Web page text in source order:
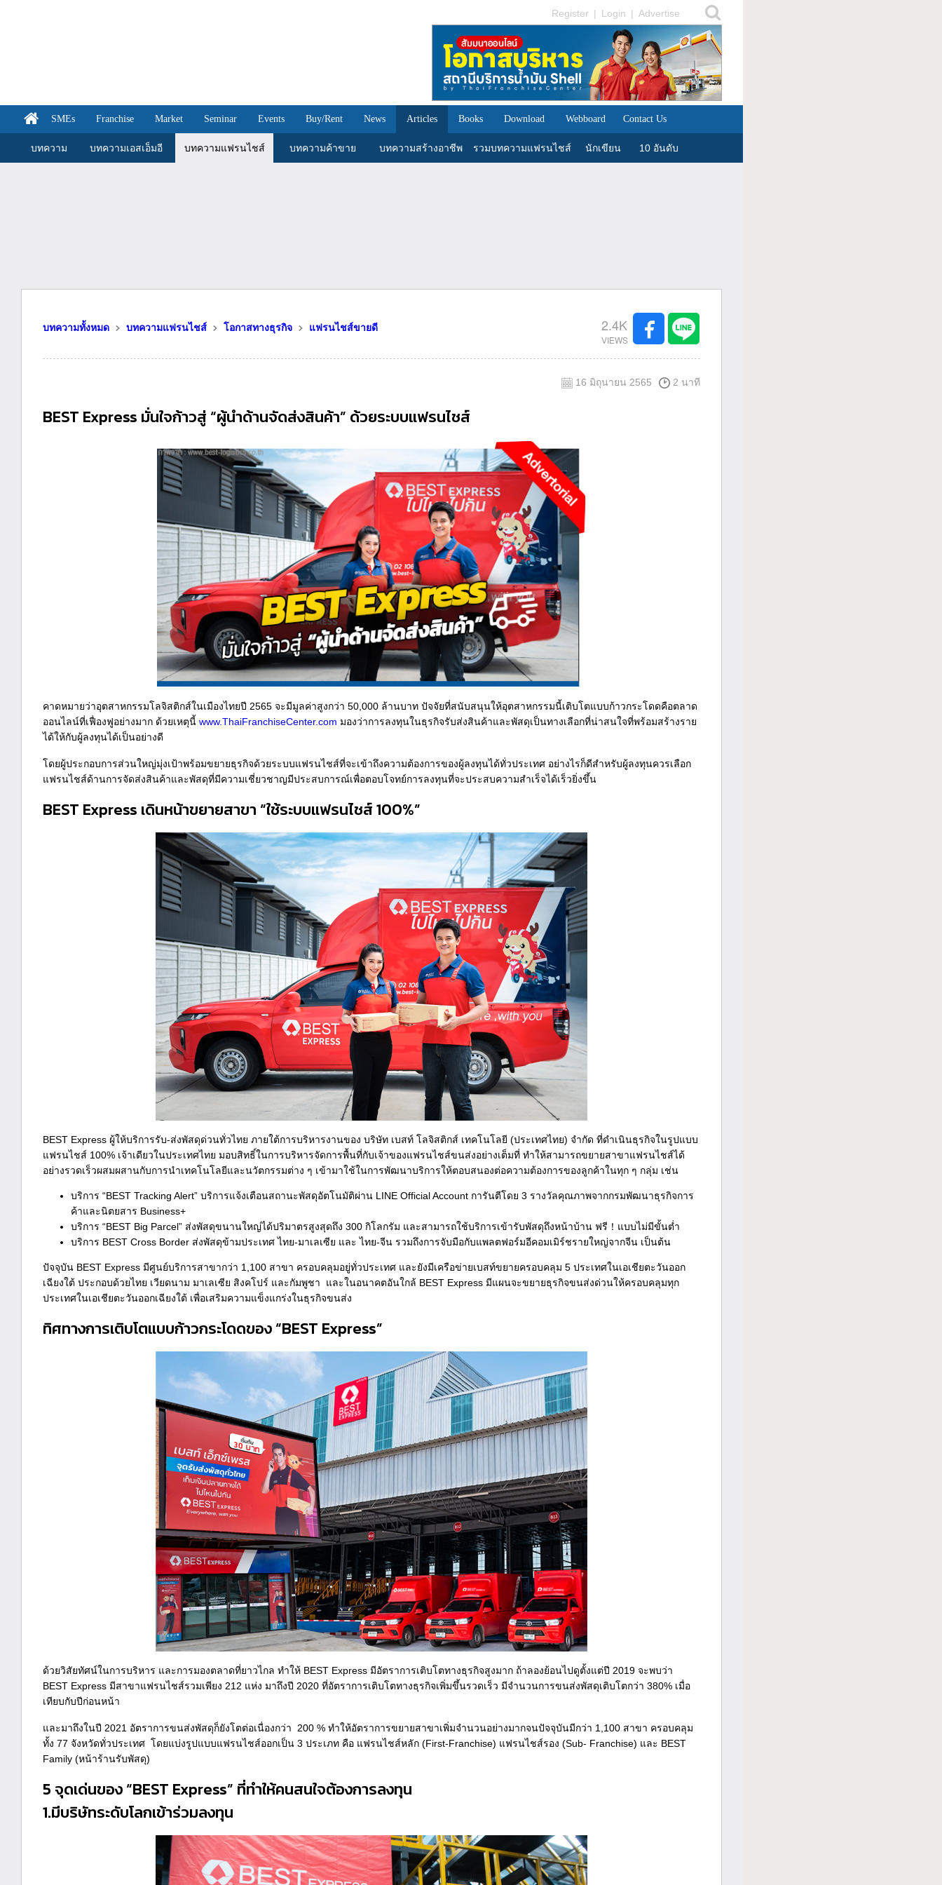
Register | Login | Advertise
SMEs Franchise Market Seminar Events Buy/Rent News Articles Books Download Webboard Contact Us
บทความ บทความเอสเอ็มอี บทความแฟรนไชส์ บทความค้าขาย บทความสร้างอาชีพ รวมบทความแฟรนไชส์ นักเขียน 10 อันดับ
บทความทั้งหมด บทความแฟรนไชส์ โอกาสทางธุรกิจ แฟรนไชส์ขายดี 2.4K
2 นาที
16 มิถุนายน 2565
BEST Express มั่นใจก้าวสู่ “ผู้นำด้านจัดส่งสินค้า” ด้วยระบบแฟรนไชส์
คาดหมายว่าอุตสาหกรรมโลจิสติกส์ในเมืองไทยปี 2565 จะมีมูลค่าสูงกว่า 50,000 ล้านบาท ปัจจัยที่สนับสนุนให้อุตสาหกรรมนี้เติบโตแบบก้าวกระโดดคือตลาด
ออนไลน์ที่เฟื่องฟูอย่างมาก ด้วยเหตุนี้ www.ThaiFranchiseCenter.com มองว่าการลงทุนในธุรกิจรับส่งสินค้าและพัสดุเป็นทางเลือกที่น่าสนใจที่พร้อมสร้างราย
ได้ให้กับผู้ลงทุนได้เป็นอย่างดี
โดยผู้ประกอบการส่วนใหญ่มุ่งเป้าพร้อมขยายธุรกิจด้วยระบบแฟรนไชส์ที่จะเข้าถึงความต้องการของผู้ลงทุนได้ทั่วประเทศ อย่างไรก็ดีสำหรับผู้ลงทุนควรเลือก
แฟรนไชส์ด้านการจัดส่งสินค้าและพัสดุที่มีความเชี่ยวชาญมีประสบการณ์เพื่อตอบโจทย์การลงทุนที่จะประสบความสำเร็จได้เร็วยิ่งขึ้น
BEST Express เดินหน้าขยายสาขา “ใช้ระบบแฟรนไชส์ 100%”
BEST Express ผู้ให้บริการรับ-ส่งพัสดุด่วนทั่วไทย ภายใต้การบริหารงานของ บริษัท เบสท์ โลจิสติกส์ เทคโนโลยี (ประเทศไทย) จำกัด ที่ดำเนินธุรกิจในรูปแบบ
แฟรนไชส์ 100% เจ้าเดียวในประเทศไทย มอบสิทธิ์ในการบริหารจัดการพื้นที่กับเจ้าของแฟรนไชส์ขนส่งอย่างเต็มที่ ทำให้สามารถขยายสาขาแฟรนไชส์ได้
อย่างรวดเร็วผสมผสานกับการนำเทคโนโลยีและนวัตกรรมต่าง ๆ เข้ามาใช้ในการพัฒนาบริการให้ตอบสนองต่อความต้องการของลูกค้าในทุก ๆ กลุ่ม เช่น
บริการ “BEST Tracking Alert” บริการแจ้งเตือนสถานะพัสดุอัตโนมัติผ่าน LINE Official Account การันตีโดย 3 รางวัลคุณภาพจากกรมพัฒนาธุรกิจการ
ค้าและนิตยสาร Business+
บริการ “BEST Big Parcel” ส่งพัสดุขนานใหญ่ได้ปริมาตรสูงสุดถึง 300 กิโลกรัม และสามารถใช้บริการเข้ารับพัสดุถึงหน้าบ้าน ฟรี！แบบไม่มีขั้นต่ำ
บริการ BEST Cross Border ส่งพัสดุข้ามประเทศ ไทย-มาเลเซีย และ ไทย-จีน รวมถึงการจับมือกับแพลตฟอร์มอีคอมเมิร์ชรายใหญ่จากจีน เป็นต้น
ปัจจุบัน BEST Express มีศูนย์บริการสาขากว่า 1,100 สาขา ครอบคลุมอยู่ทั่วประเทศ และยังมีเครือข่ายเบสท์ขยายครอบคลุม 5 ประเทศในเอเชียตะวันออก
เฉียงใต้ ประกอบด้วยไทย เวียดนาม มาเลเซีย สิงคโปร์ และกัมพูชา และในอนาคตอันใกล้ BEST Express มีแผนจะขยายธุรกิจขนส่งด่วนให้ครอบคลุมทุก
ประเทศในเอเชียตะวันออกเฉียงใต้ เพื่อเสริมความแข็งแกร่งในธุรกิจขนส่ง
ทิศทางการเติบโตแบบก้าวกระโดดของ “BEST Express”
ด้วยวิสัยทัศน์ในการบริหาร และการมองตลาดที่ยาวไกล ทำให้ BEST Express มีอัตราการเติบโตทางธุรกิจสูงมาก ถ้าลองย้อนไปดูตั้งแต่ปี 2019 จะพบว่า
BEST Express มีสาขาแฟรนไชส์รวมเพียง 212 แห่ง มาถึงปี 2020 ที่อัตราการเติบโตทางธุรกิจเพิ่มขึ้นรวดเร็ว มีจำนวนการขนส่งพัสดุเติบโตกว่า 380% เมื่อ
เทียบกับปีก่อนหน้า
และมาถึงในปี 2021 อัตราการขนส่งพัสดุก็ยังโตต่อเนื่องกว่า 200 % ทำให้อัตราการขยายสาขาเพิ่มจำนวนอย่างมากจนปัจจุบันมีกว่า 1,100 สาขา ครอบคลุม
ทั้ง 77 จังหวัดทั่วประเทศ โดยแบ่งรูปแบบแฟรนไชส์ออกเป็น 3 ประเภท คือ แฟรนไชส์หลัก (First-Franchise) แฟรนไชส์รอง (Sub- Franchise) และ BEST
Family (หน้าร้านรับพัสดุ)
5 จุดเด่นของ “BEST Express” ที่ทำให้คนสนใจต้องการลงทุน
1.มีบริษัทระดับโลกเข้าร่วมลงทุน